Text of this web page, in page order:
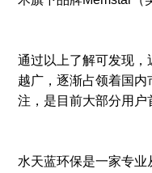
通过以上了解可发现
越广，逐渐占领着国
注，是目前大部分用户
水天蓝环保是一家专业